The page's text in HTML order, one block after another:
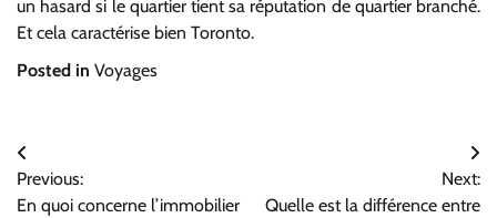
un hasard si le quartier tient sa réputation de quartier branché.
Et cela caractérise bien Toronto.
Posted in Voyages
Navigation
de
Previous:
En quoi concerne l’immobilier
Next:
Quelle est la différence entre